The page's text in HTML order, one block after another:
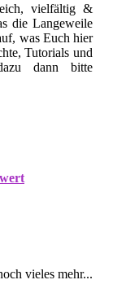
vielfältig &
die Langeweile
was Euch hier
Tutorials und
dann bitte
vieles mehr...